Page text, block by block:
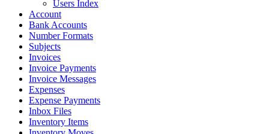
Users Index
Account
Bank Accounts
Number Formats
Subjects
Invoices
Invoice Payments
Invoice Messages
Expenses
Expense Payments
Inbox Files
Inventory Items